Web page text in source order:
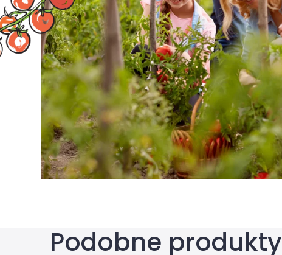
Podobne produkty